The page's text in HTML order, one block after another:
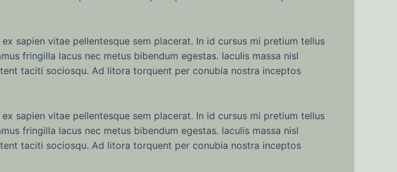
sapien vitae pellentesque sem placerat. In id cursus mi pretium tellus
fringilla lacus nec metus bibendum egestas. Iaculis massa nisl
taciti sociosqu. Ad litora torquent per conubia nostra inceptos
sapien vitae pellentesque sem placerat. In id cursus mi pretium tellus
fringilla lacus nec metus bibendum egestas. Iaculis massa nisl
taciti sociosqu. Ad litora torquent per conubia nostra inceptos